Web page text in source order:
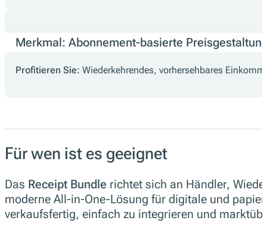
Merkmal: Abonnement-basierte
Profitieren Sie: Wiederkehrendes, vorhersehbares
Für wen ist es geeignet
Das Receipt Bundle richtet sich an Händler,
moderne All-in-One-Lösung für digitale und
verkaufsfertig, einfach zu integrieren und